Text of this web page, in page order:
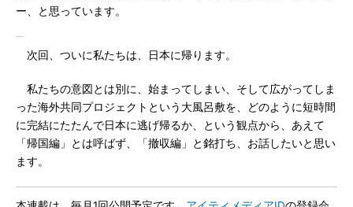
ー、と思っています。
次回、ついに私たちは、日本に帰ります。
私たちの意図とは別に、始まってしまい、そして広がってしま
った海外共同プロジェクトという大風呂敷を、どのように短時間
に完結にたたんで日本に逃げ帰るか、という観点から、あえて
「帰国編」とは呼ばず、「撤収編」と銘打ち、お話したいと思い
ます。